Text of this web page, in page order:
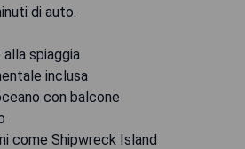
di auto.
spiaggia
inclusa
con balcone
come Shipwreck Island